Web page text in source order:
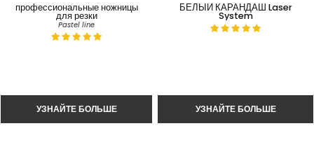
профессиональные ножницы
для резки
Pastel line
БЕЛЫЙ КАРАНДАШ Laser
System